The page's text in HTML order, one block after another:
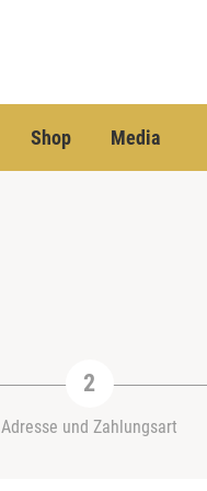
Shop Media
Adresse und Zahlungsart